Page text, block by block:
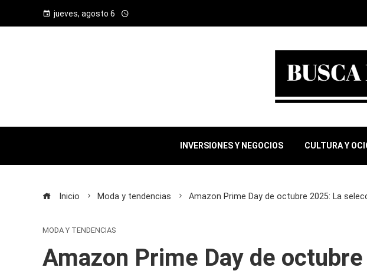
jueves, agosto 6
INVERSIONES Y NEGOCIOS CULTURA Y
Inicio Moda y tendencias Amazon Prime Day de octubre 2025: La
MODA Y TENDENCIAS
Amazon Prime Day de